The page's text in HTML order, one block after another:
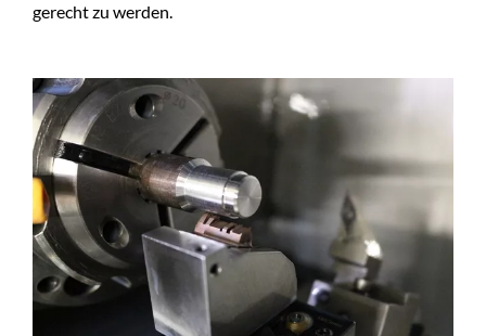
gerecht zu werden.